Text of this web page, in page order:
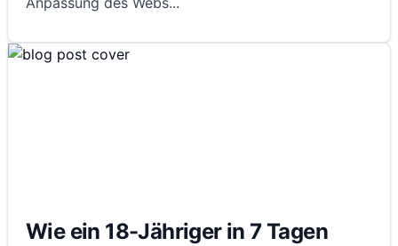
Wie ein 18-Jähriger in 7 Tagen